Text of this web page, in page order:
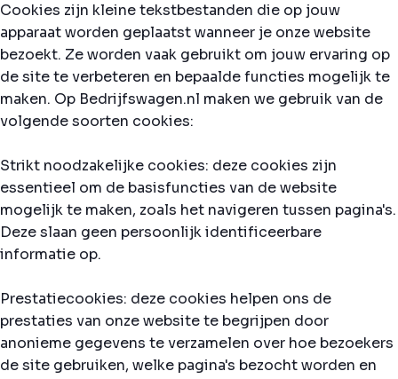
Cookies zijn kleine tekstbestanden die op jouw
apparaat worden geplaatst wanneer je onze website
bezoekt. Ze worden vaak gebruikt om jouw ervaring op
de site te verbeteren en bepaalde functies mogelijk te
maken. Op Bedrijfswagen.nl maken we gebruik van de
volgende soorten cookies:
Strikt noodzakelijke cookies: deze cookies zijn
essentieel om de basisfuncties van de website
mogelijk te maken, zoals het navigeren tussen pagina's.
Deze slaan geen persoonlijk identificeerbare
informatie op.
Prestatiecookies: deze cookies helpen ons de
prestaties van onze website te begrijpen door
anonieme gegevens te verzamelen over hoe bezoekers
de site gebruiken, welke pagina's bezocht worden en